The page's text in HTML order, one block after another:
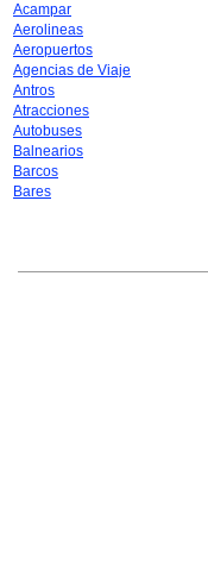
Acampar
Aerolineas
Aeropuertos
Agencias de Viaje
Antros
Atracciones
Autobuses
Balnearios
Barcos
Bares